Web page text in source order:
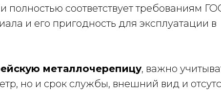
соответствует требованиям
и его пригодность для эксплуатации в
металлочерепицу, важно
но и срок службы, внешний вид и